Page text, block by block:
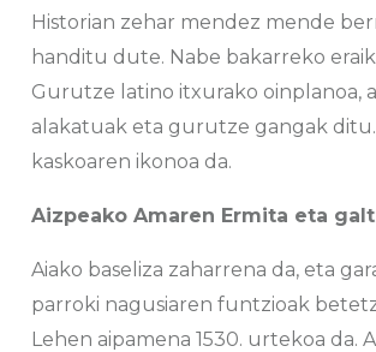
Historian zehar mendez mende
handitu dute. Nabe bakarreko
Gurutze latino itxurako oinplanoa,
alakatuak eta gurutze gangak
kaskoaren ikonoa da.
Aizpeako Amaren Ermita eta
Aiako baseliza zaharrena da, eta
parroki nagusiaren funtzioak
Lehen aipamena 1530. urtekoa da.